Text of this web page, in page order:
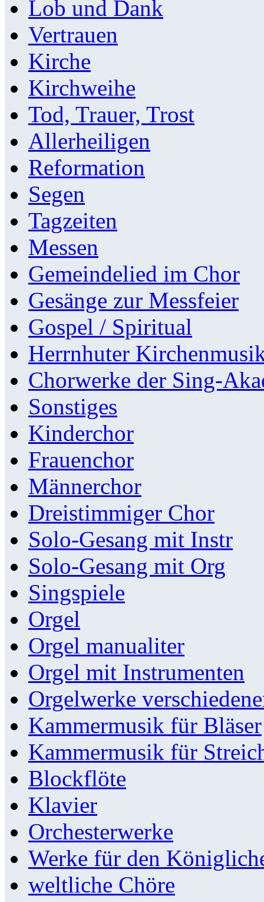
Lob und Dank
Vertrauen
Kirche
Kirchweihe
Tod, Trauer, Trost
Allerheiligen
Reformation
Segen
Tagzeiten
Messen
Gemeindelied im Chor
Gesänge zur Messfeier
Gospel / Spiritual
Herrnhuter
Chorwerke der Sing-
Sonstiges
Kinderchor
Frauenchor
Männerchor
Dreistimmiger Chor
Solo-Gesang mit Instr
Solo-Gesang mit Org
Singspiele
Orgel
Orgel manualiter
Orgel mit Instrumenten
Orgelwerke
Kammermusik für Bläser
Kammermusik für
Blockflöte
Klavier
Orchesterwerke
Werke für den
weltliche Chöre